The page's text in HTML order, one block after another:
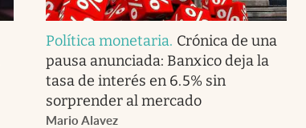
Política monetaria. Crónica de una
pausa anunciada: Banxico deja la
tasa de interés en 6.5% sin
sorprender al mercado
Mario Alavez